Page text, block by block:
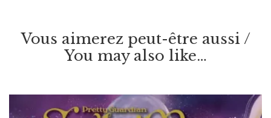
Vous aimerez peut-être aussi /
You may also like…